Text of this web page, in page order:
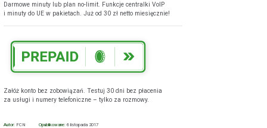
Darmowe minuty lub plan no-limit. Funkcje centralki VoIP
i minuty do UE w pakietach. Już od 30 zł netto miesięcznie!
Załóż konto bez zobowiązań. Testuj 30 dni bez płacenia
za usługi i numery telefoniczne – tylko za rozmowy.
Autor: FCN Opublikowane: 6 listopada 2017